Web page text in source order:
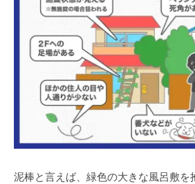
泥棒と言えば、緑色の大きな風呂敷を